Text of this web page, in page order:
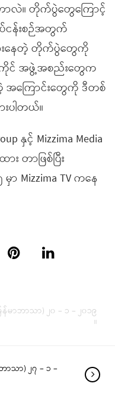
ာလဲ။ တိုက်ပွဲတွေကြောင့်
ပ်ငန်းစဉ်အတွက်
ားနေတဲ့ တိုက်ပွဲတွေကို
င် အဖွဲ့အစည်းတွေက
ြောင်းတွေကို ဒီတစ်
ပါတယ်။
နှင့် Mizzima Media
း တာဖြစ်ပြီး
ာ Mizzima TV ကနေ
ာဘာသာ) ၂၀ – ၁ – ၂၀၁၉
။
သာ) ၂၇ – ၁ –